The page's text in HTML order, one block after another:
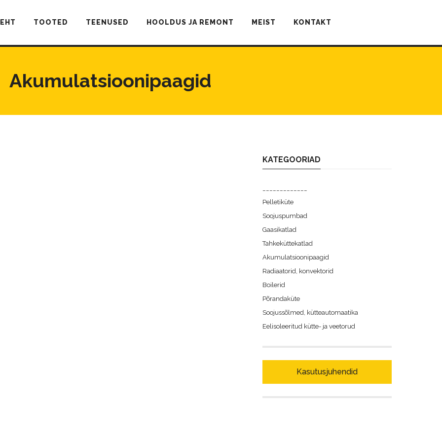
TOOTED TEENUSED HOOLDUS JA REMONT MEIST KONTAKT
Akumulatsioonipaagid
KATEGOORIAD
Pelletiküte
Soojuspumbad
Gaasikatlad
Tahkeküttekatlad
Akumulatsioonipaagid
Radiaatorid, konvektorid
Boilerid
Põrandaküte
Soojussõlmed, kütteautomaatika
Eelisoleeritud kütte- ja veetorud
Kasutusjuhendid